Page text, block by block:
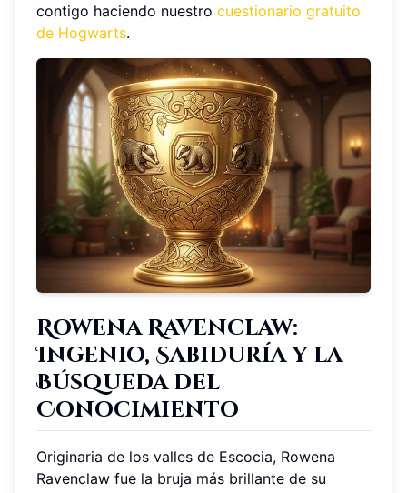
contigo haciendo nuestro cuestionario gratuito
de Hogwarts.
Rowena Ravenclaw:
Ingenio, Sabiduría y la
Búsqueda del
Conocimiento
Originaria de los valles de Escocia, Rowena
Ravenclaw fue la bruja más brillante de su